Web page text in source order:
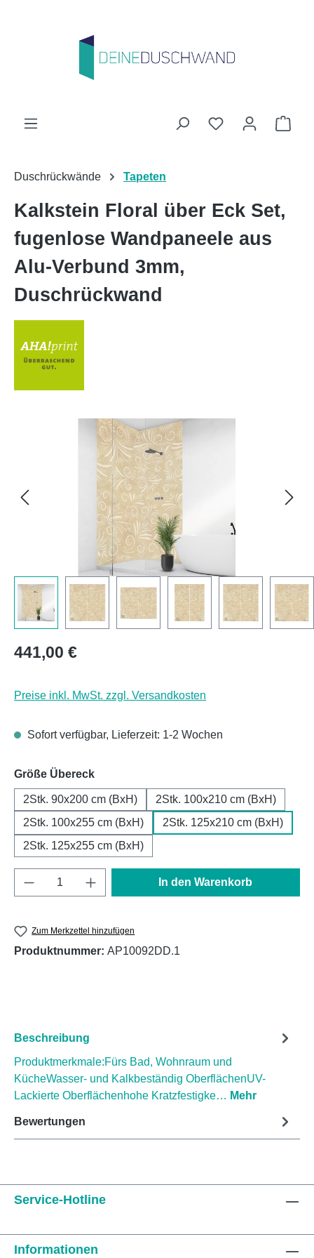
Du hast 0
Duschrückwände Tapeten
Kalkstein Floral über Eck Set,
fugenlose Wandpaneele aus
Alu-Verbund 3mm,
Duschrückwand
Regulärer Preis:
441,00 €
Preise inkl. MwSt. zzgl. Versandkosten
Sofort verfügbar, Lieferzeit: 1-2 Wochen
Größe Übereckauswählen
2Stk. 90x200 cm (BxH)
2Stk. 100x210 cm (BxH)
2Stk. 100x255 cm (BxH)
2Stk. 125x210 cm (BxH)
2Stk. 125x255 cm (BxH)
Produkt Anzahl: Gib den gewünschten
In den Warenkorb
Zum Merkzettel hinzufügen
Produktnummer: AP10092DD.1
Beschreibung
Produktmerkmale:Fürs Bad, Wohnraum und
KücheWasser- und Kalkbeständig OberflächenUV-
Lackierte Oberflächenhohe Kratzfestigke… Mehr
Bewertungen
Service-Hotline
Informationen